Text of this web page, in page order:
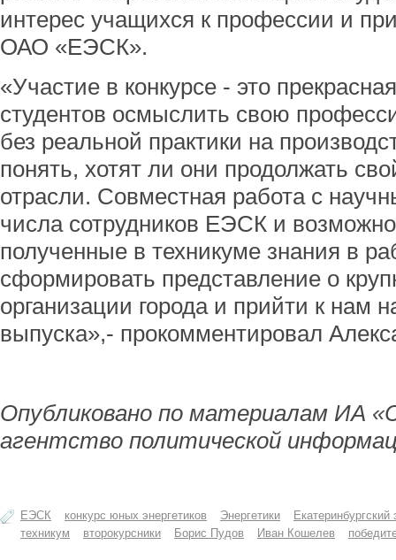
интерес учащихся к профессии и
ОАО «ЕЭСК».
«Участие в конкурсе - это
студентов осмыслить свою
без реальной практики на
понять, хотят ли они продолжать
отрасли. Совместная работа с
числа сотрудников ЕЭСК и
полученные в техникуме знания в
сформировать представление о
организации города и прийти к нам
выпуска»,- прокомментировал
Опубликовано по материалам ИА
агентство политической
ЕЭСК конкурс юных энергетиков Энергетики
Екатеринбургский
техникум
второкурсники Борис Пудов Иван Кошелев